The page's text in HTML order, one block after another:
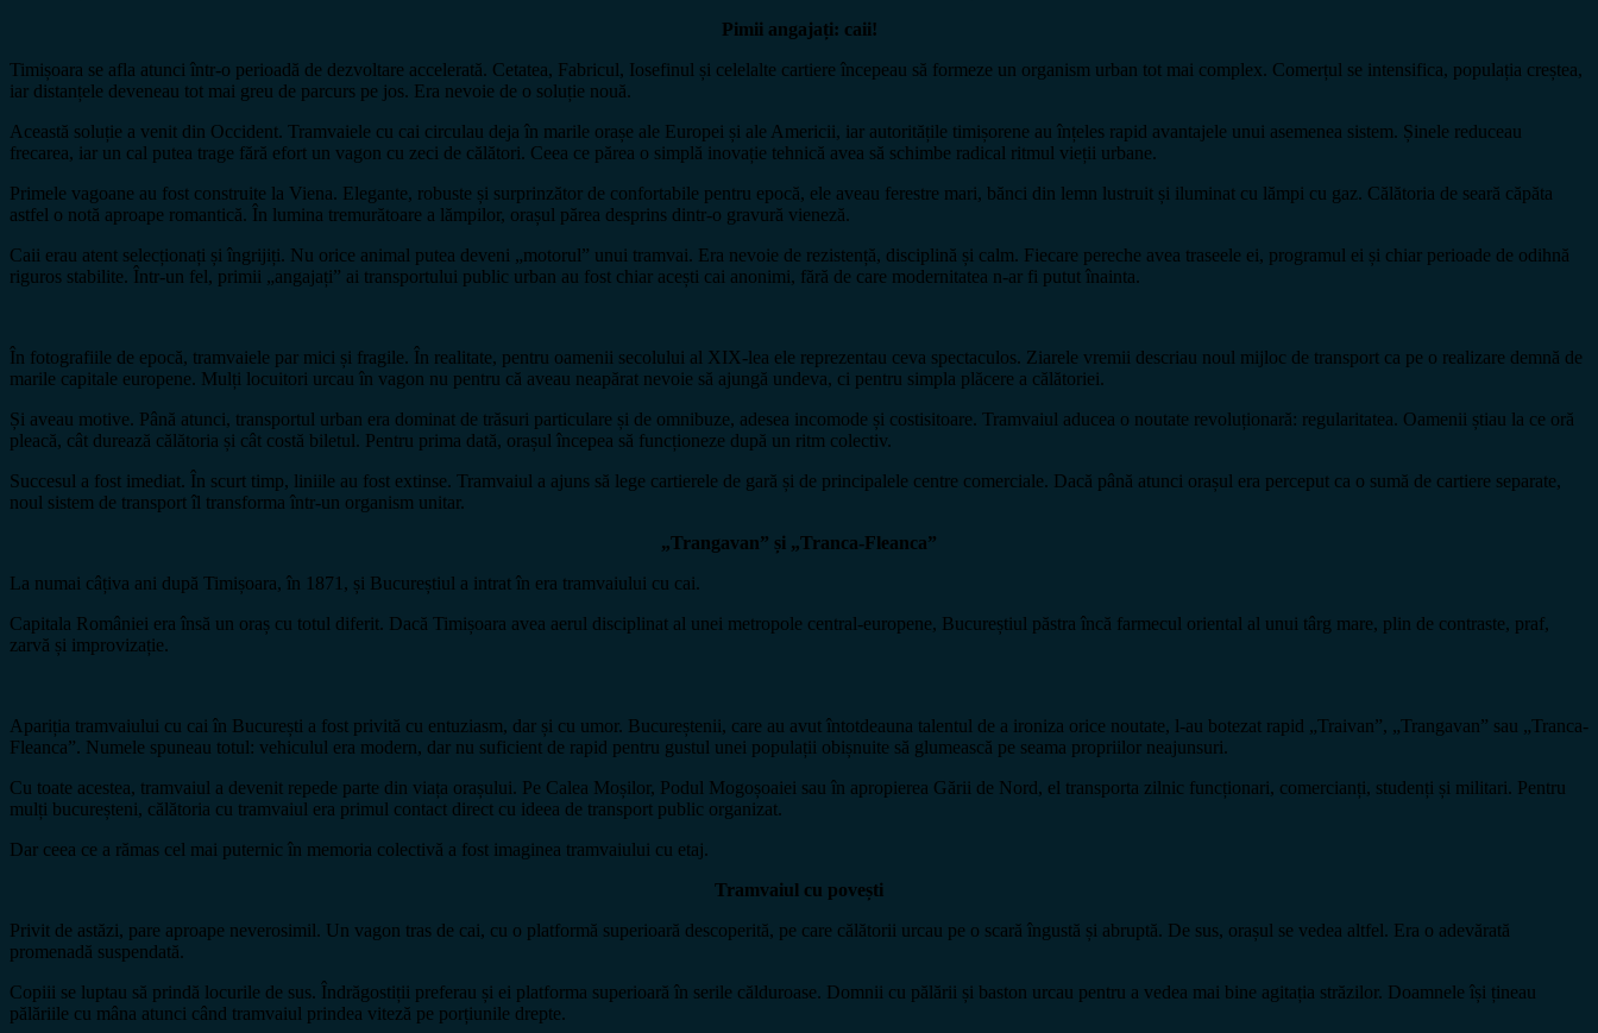
Pimii angajați: caii!
Timișoara se afla atunci într-o perioadă de dezvoltare accelerată. Cetatea, Fabricul, Iosefinul și celelalte cartiere începeau să formeze un organism urban tot mai complex. Comerțul se intensifica, populația creștea,
iar distanțele deveneau tot mai greu de parcurs pe jos. Era nevoie de o soluție nouă.
Această soluție a venit din Occident. Tramvaiele cu cai circulau deja în marile orașe ale Europei și ale Americii, iar autoritățile timișorene au înțeles rapid avantajele unui asemenea sistem. Șinele reduceau
frecarea, iar un cal putea trage fără efort un vagon cu zeci de călători. Ceea ce părea o simplă inovație tehnică avea să schimbe radical ritmul vieții urbane.
Primele vagoane au fost construite la Viena. Elegante, robuste și surprinzător de confortabile pentru epocă, ele aveau ferestre mari, bănci din lemn lustruit și iluminat cu lămpi cu gaz. Călătoria de seară căpăta
astfel o notă aproape romantică. În lumina tremurătoare a lămpilor, orașul părea desprins dintr-o gravură vieneză.
Caii erau atent selecționați și îngrijiți. Nu orice animal putea deveni „motorul” unui tramvai. Era nevoie de rezistență, disciplină și calm. Fiecare pereche avea traseele ei, programul ei și chiar perioade de odihnă
riguros stabilite. Într-un fel, primii „angajați” ai transportului public urban au fost chiar acești cai anonimi, fără de care modernitatea n-ar fi putut înainta.
În fotografiile de epocă, tramvaiele par mici și fragile. În realitate, pentru oamenii secolului al XIX-lea ele reprezentau ceva spectaculos. Ziarele vremii descriau noul mijloc de transport ca pe o realizare demnă de
marile capitale europene. Mulți locuitori urcau în vagon nu pentru că aveau neapărat nevoie să ajungă undeva, ci pentru simpla plăcere a călătoriei.
Și aveau motive. Până atunci, transportul urban era dominat de trăsuri particulare și de omnibuze, adesea incomode și costisitoare. Tramvaiul aducea o noutate revoluționară: regularitatea. Oamenii știau la ce oră
pleacă, cât durează călătoria și cât costă biletul. Pentru prima dată, orașul începea să funcționeze după un ritm colectiv.
Succesul a fost imediat. În scurt timp, liniile au fost extinse. Tramvaiul a ajuns să lege cartierele de gară și de principalele centre comerciale. Dacă până atunci orașul era perceput ca o sumă de cartiere separate,
noul sistem de transport îl transforma într-un organism unitar.
„Trangavan” și „Tranca-Fleanca”
La numai câțiva ani după Timișoara, în 1871, și Bucureștiul a intrat în era tramvaiului cu cai.
Capitala României era însă un oraș cu totul diferit. Dacă Timișoara avea aerul disciplinat al unei metropole central-europene, Bucureștiul păstra încă farmecul oriental al unui târg mare, plin de contraste, praf,
zarvă și improvizație.
Apariția tramvaiului cu cai în București a fost privită cu entuziasm, dar și cu umor. Bucureștenii, care au avut întotdeauna talentul de a ironiza orice noutate, l-au botezat rapid „Traivan”, „Trangavan” sau „Tranca-
Fleanca”. Numele spuneau totul: vehiculul era modern, dar nu suficient de rapid pentru gustul unei populații obișnuite să glumească pe seama propriilor neajunsuri.
Cu toate acestea, tramvaiul a devenit repede parte din viața orașului. Pe Calea Moșilor, Podul Mogoșoaiei sau în apropierea Gării de Nord, el transporta zilnic funcționari, comercianți, studenți și militari. Pentru
mulți bucureșteni, călătoria cu tramvaiul era primul contact direct cu ideea de transport public organizat.
Dar ceea ce a rămas cel mai puternic în memoria colectivă a fost imaginea tramvaiului cu etaj.
Tramvaiul cu povești
Privit de astăzi, pare aproape neverosimil. Un vagon tras de cai, cu o platformă superioară descoperită, pe care călătorii urcau pe o scară îngustă și abruptă. De sus, orașul se vedea altfel. Era o adevărată
promenadă suspendată.
Copiii se luptau să prindă locurile de sus. Îndrăgostiții preferau și ei platforma superioară în serile călduroase. Domnii cu pălării și baston urcau pentru a vedea mai bine agitația străzilor. Doamnele își țineau
pălăriile cu mâna atunci când tramvaiul prindea viteză pe porțiunile drepte.